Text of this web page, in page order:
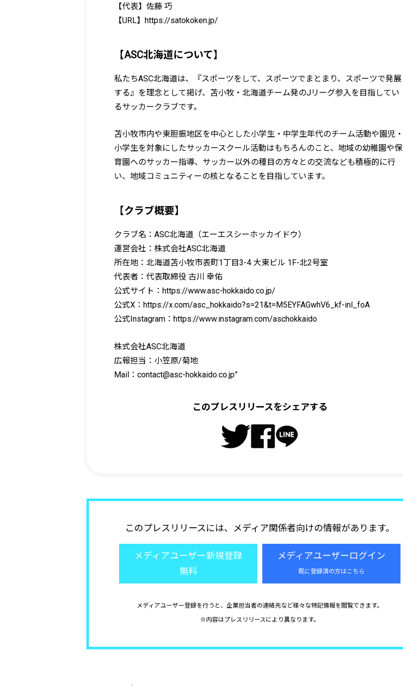
【代表】佐藤 巧
【URL】https://satokoken.jp/
【ASC北海道について】
私たちASC北海道は、『スポーツをして、スポーツでまとまり、スポーツで発展
する』を理念として掲げ、苫小牧・北海道チーム発のJリーグ参入を目指してい
るサッカークラブです。
苫小牧市内や東胆振地区を中心とした小学生・中学生年代のチーム活動や園児・
小学生を対象にしたサッカースクール活動はもちろんのこと、地域の幼稚園や保
育園へのサッカー指導、サッカー以外の種目の方々との交流なども積極的に行
い、地域コミュニティーの核となることを目指しています。
【クラブ概要】
クラブ名：ASC北海道（エーエスシーホッカイドウ）
運営会社：株式会社ASC北海道
所在地：北海道苫小牧市表町1丁目3-4 大東ビル 1F-北2号室
代表者：代表取締役 古川 幸佑
公式サイト：https://www.asc-hokkaido.co.jp/
公式X：https://x.com/asc_hokkaido?s=21&t=M5EYFAGwhV6_kf-inl_foA
公式Instagram：https://www.instagram.com/aschokkaido
株式会社ASC北海道
広報担当：小笠原/菊地
Mail：contact@asc-hokkaido.co.jp”
このプレスリリースをシェアする
このプレスリリースには、メディア関係者向けの情報があります。
メディアユーザー新規登録
無料
メディアユーザーログイン
既に登録済の方はこちら
メディアユーザー登録を行うと、企業担当者の連絡先など様々な特記情報を閲覧できます。
※内容はプレスリリースにより異なります。